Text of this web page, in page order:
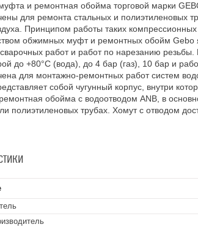
и ремонтная обойма торговой марки
для ремонта стальных и полиэтиленовых
Принципом работы таких
обжимных муфт и ремонтных обойм Gebo
сварочных работ и работ по нарезанию
до +80°С (вода), до 4 бар (газ), 10 бар и
для монтажно-ремонтных работ систем
собой чугунный корпус, внутри
обойма с водоотводом ANB, в
полиэтиленовых трубах. Хомут с отводом